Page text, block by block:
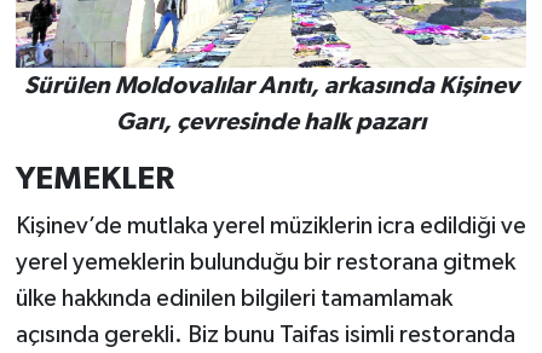
Sürülen Moldovalılar Anıtı, arkasında Kişinev
Garı, çevresinde halk pazarı
YEMEKLER
Kişinev’de mutlaka yerel müziklerin icra edildiği ve
yerel yemeklerin bulunduğu bir restorana gitmek
ülke hakkında edinilen bilgileri tamamlamak
açısında gerekli. Biz bunu Taifas isimli restoranda